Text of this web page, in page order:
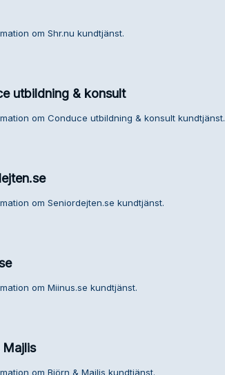
om Shr.nu kundtjänst.
utbildning & konsult
om Conduce utbildning & konsult kundtjänst.
om Seniordejten.se kundtjänst.
om Miinus.se kundtjänst.
Majlis
om Björn & Majlis kundtjänst.